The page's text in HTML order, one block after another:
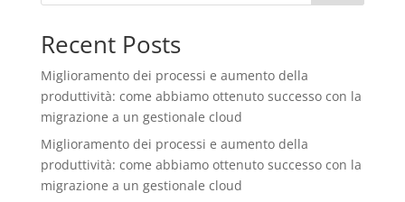
Recent Posts
Miglioramento dei processi e aumento della
produttività: come abbiamo ottenuto successo con la
migrazione a un gestionale cloud
Miglioramento dei processi e aumento della
produttività: come abbiamo ottenuto successo con la
migrazione a un gestionale cloud